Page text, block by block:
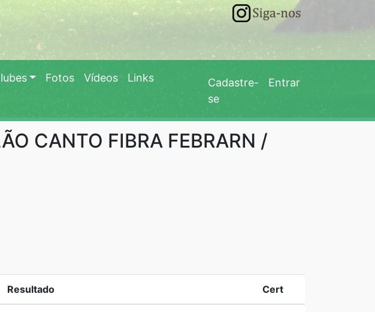
Fotos Vídeos Links
Cadastre-
se
Entrar
CANTO FIBRA FEBRARN /
Resultado Cert